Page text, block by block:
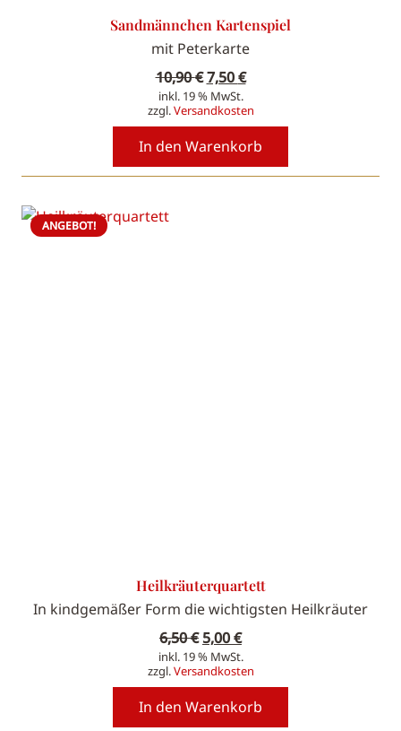
Sandmännchen Kartenspiel
mit Peterkarte
10,90€ Ursprünglicher
Preis
war:
10,90 €
7,50€Aktueller
ist:
7,50 €.
inkl. 19 % MwSt.
zzgl.Versandkosten
In den Warenkorb
ANGEBOT!
Heilkräuterquartett
In kindgemäßer Form die wichtigsten Heilkräuter
6,50€ Ursprünglicher
Preis
war:
6,50 €
5,00€Aktueller
Preis
ist:
5,00 €.
inkl. 19 % MwSt.
zzgl.Versandkosten
In den Warenkorb